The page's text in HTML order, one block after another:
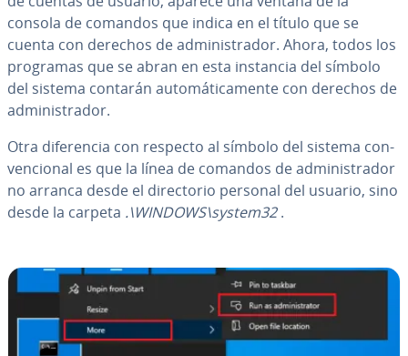
consola de comandos que indica en el título que se
cuenta con derechos de ad­mi­ni­s­tra­dor. Ahora, todos los
programas que se abran en esta instancia del símbolo
del sistema contarán au­to­má­ti­ca­me­n­te con derechos de
ad­mi­ni­s­tra­dor.
Otra di­fe­re­n­cia con respecto al símbolo del sistema co­n­
ve­n­cio­nal es que la línea de comandos de ad­mi­ni­s­tra­dor
no arranca desde el di­re­c­to­rio personal del usuario, sino
desde la carpeta .\WINDOWS\system32.